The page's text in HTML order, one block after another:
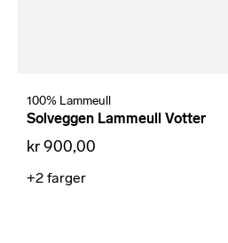
100% Lammeull
Solveggen Lammeull Votter
kr 900,00
+2 farger